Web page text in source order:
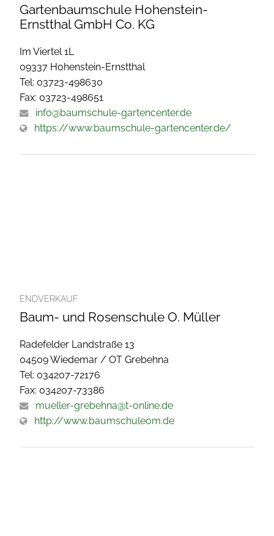
Gartenbaumschule Hohenstein-
Ernstthal GmbH Co. KG
Im Viertel 1L
09337 Hohenstein-Ernstthal
Tel: 03723-498630
Fax: 03723-498651
info@baumschule-gartencenter.de
https://www.baumschule-gartencenter.de/
ENDVERKAUF
Baum- und Rosenschule O. Müller
Radefelder Landstraße 13
04509 Wiedemar / OT Grebehna
Tel: 034207-72176
Fax: 034207-73386
mueller-grebehna@t-online.de
http://www.baumschuleom.de